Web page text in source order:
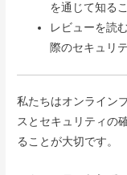
を通じて知る
レビューを読
際のセキュリ
私たちはオンライン
スとセキュリティの
ることが大切です。